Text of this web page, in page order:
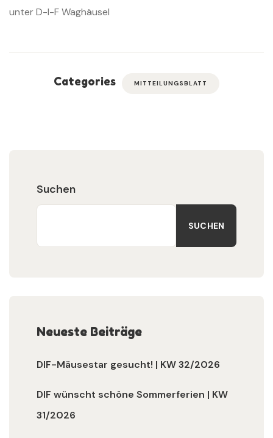
unter D-I-F Waghäusel
Categories MITTEILUNGSBLATT
Suchen
SUCHEN
Neueste Beiträge
DIF-Mäusestar gesucht! | KW 32/2026
DIF wünscht schöne Sommerferien | KW
31/2026